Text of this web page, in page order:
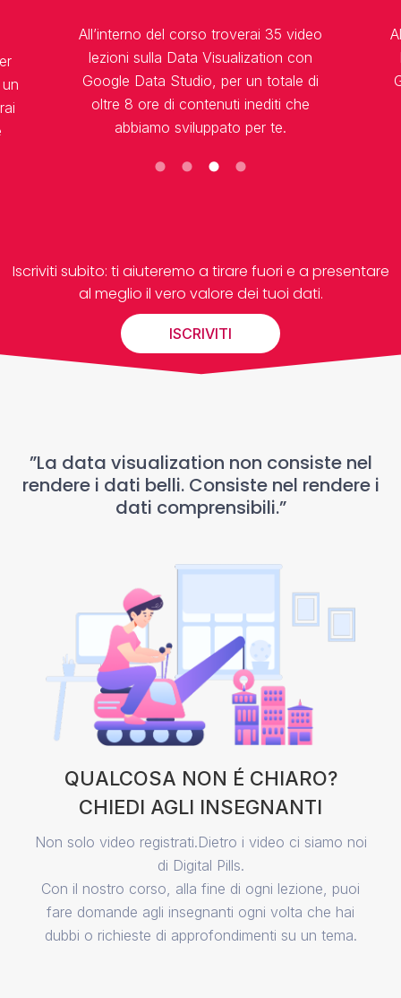
All’interno del corso troverai 35 video
lezioni sulla Data Visualization con
Google Data Studio, per un totale di
oltre 8 ore di contenuti inediti che
abbiamo sviluppato per te.
Iscriviti subito: ti aiuteremo a tirare fuori e a presentare
al meglio il vero valore dei tuoi dati.
ISCRIVITI
”La data visualization non consiste nel
rendere i dati belli. Consiste nel rendere i
dati comprensibili.”
QUALCOSA NON É CHIARO?
CHIEDI AGLI INSEGNANTI
Non solo video registrati.Dietro i video ci siamo noi
di Digital Pills.
Con il nostro corso, alla fine di ogni lezione, puoi
fare domande agli insegnanti ogni volta che hai
dubbi o richieste di approfondimenti su un tema.